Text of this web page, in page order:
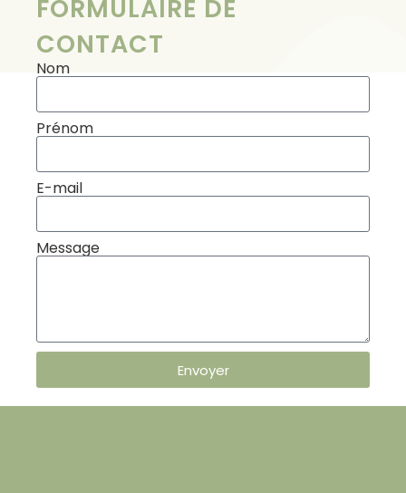
FORMULAIRE DE
CONTACT
Nom
Prénom
E-mail
Message
Envoyer